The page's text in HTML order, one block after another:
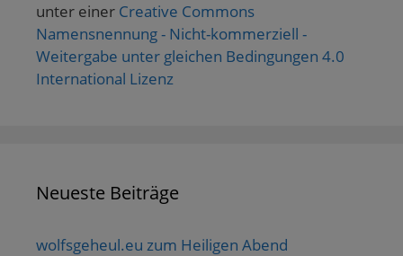
unter einer Creative Commons
Namensnennung - Nicht-kommerziell -
Weitergabe unter gleichen Bedingungen 4.0
International Lizenz
Neueste Beiträge
wolfsgeheul.eu zum Heiligen Abend